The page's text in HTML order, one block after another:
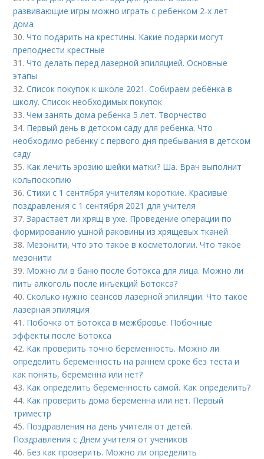
развивающие игры можно играть с ребенком 2-х лет
дома
30.Что подарить на крестины. Какие подарки могут
преподнести крестные
31.Что делать перед лазерной эпиляцией. Основные
этапы
32.Список покупок к школе 2021. Собираем ребёнка в
школу. Список необходимых покупок
33.Чем занять дома ребенка 5 лет. Творчество
34. Первый день в детском саду для ребенка. Что
необходимо ребенку с первого дня пребывания в детском
саду
35. Как лечить эрозию шейки матки? Ша. Врач выполнит
кольпоскопию
36.Стихи с 1 сентября учителям короткие. Красивые
поздравления с 1 сентября 2021 для учителя
37.Зарастает ли хрящ в ухе. Проведение операции по
формированию ушной раковины из хрящевых тканей
38. Мезонити, что это такое в косметологии. Что такое
мезонити
39. Можно ли в баню после ботокса для лица. Можно ли
пить алкоголь после инъекций Ботокса?
40.Сколько нужно сеансов лазерной эпиляции. Что такое
лазерная эпиляция
41. Побочка от Ботокса в межбровье. Побочные
эффекты после Ботокса
42. Как проверить точно беременность. Можно ли
определить беременность на раннем сроке без теста и
как понять, беременна или нет?
43. Как определить беременность самой. Как определить?
44. Как проверить дома беременна или нет. Первый
триместр
45. Поздравления на день учителя от детей.
Поздравления с Днем учителя от учеников
46. Без как проверить. Можно ли определить